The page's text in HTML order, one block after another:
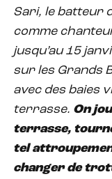
Sari, le batteur
comme
jusqu’au 15
sur les Grands
avec des baies
terrasse. On
terrasse,
tel
changer de